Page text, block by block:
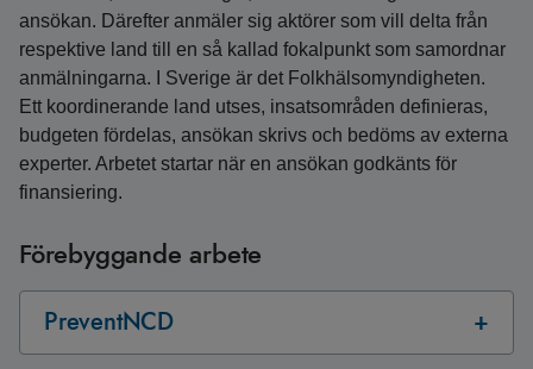
ansökan. Därefter anmäler sig aktörer som vill delta från
respektive land till en så kallad fokalpunkt som samordnar
anmälningarna. I Sverige är det Folkhälsomyndigheten.
Ett koordinerande land utses, insatsområden definieras,
budgeten fördelas, ansökan skrivs och bedöms av externa
experter. Arbetet startar när en ansökan godkänts för
finansiering.
Förebyggande arbete
PreventNCD